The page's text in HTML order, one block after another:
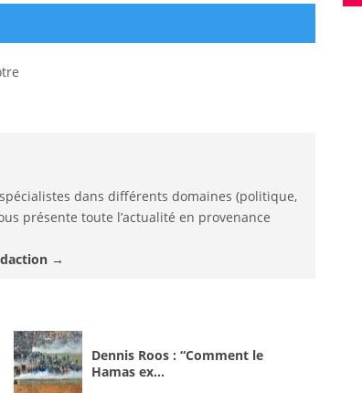
dans différents domaines (politique,
présente toute l’actualité en provenance
→
Dennis Roos : “Comment le
Hamas ex...